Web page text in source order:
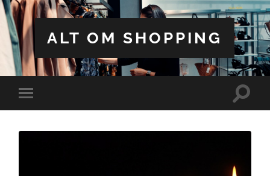
ALT OM SHOPPING
Toggle
mobile
Toggle